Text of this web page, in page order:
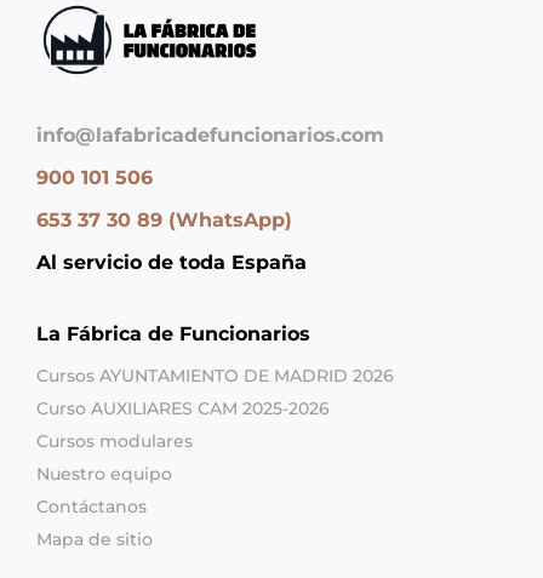
info@lafabricadefuncionarios.com
900 101 506
653 37 30 89 (WhatsApp)
Al servicio de toda España
La Fábrica de Funcionarios
Cursos AYUNTAMIENTO DE MADRID 2026
Curso AUXILIARES CAM 2025-2026
Cursos modulares
Nuestro equipo
Contáctanos
Mapa de sitio